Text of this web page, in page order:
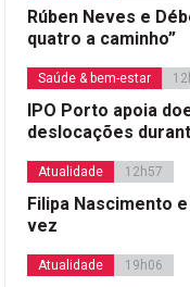
Rúben Neves e
quatro a caminho”
Saúde & bem-estar
IPO Porto apoia
deslocações
Atualidade 12h57
Filipa Nascimento
vez
Atualidade 19h06